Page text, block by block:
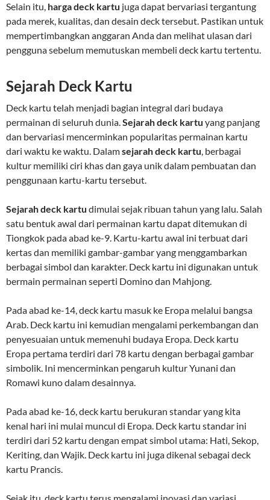
Selain itu, harga deck kartu juga dapat bervariasi tergantung
pada merek, kualitas, dan desain deck tersebut. Pastikan untuk
mempertimbangkan anggaran Anda dan melihat ulasan dari
pengguna sebelum memutuskan membeli deck kartu tertentu.
Sejarah Deck Kartu
Deck kartu telah menjadi bagian integral dari budaya
permainan di seluruh dunia.Sejarah deck kartu yang panjang
dan bervariasi mencerminkan popularitas permainan kartu
dari waktu ke waktu. Dalamsejarah deck kartu, berbagai
kultur memiliki ciri khas dan gaya unik dalam pembuatan dan
penggunaan kartu-kartu tersebut.
Sejarah deck kartu dimulai sejak ribuan tahun yang lalu. Salah
satu bentuk awal dari permainan kartu dapat ditemukan di
Tiongkok pada abad ke-9. Kartu-kartu awal ini terbuat dari
kertas dan memiliki gambar-gambar yang menggambarkan
berbagai simbol dan karakter. Deck kartu ini digunakan untuk
bermain permainan seperti Domino dan Mahjong.
Pada abad ke-14, deck kartu masuk ke Eropa melalui bangsa
Arab. Deck kartu ini kemudian mengalami perkembangan dan
penyesuaian untuk memenuhi budaya Eropa. Deck kartu
Eropa pertama terdiri dari 78 kartu dengan berbagai gambar
simbolik. Ini mencerminkan pengaruh kultur Yunani dan
Romawi kuno dalam desainnya.
Pada abad ke-16, deck kartu berukuran standar yang kita
kenal hari ini mulai muncul di Eropa. Deck kartu standar ini
terdiri dari 52 kartu dengan empat simbol utama: Hati, Sekop,
Keriting, dan Wajik. Deck kartu ini juga dikenal sebagai deck
kartu Prancis.